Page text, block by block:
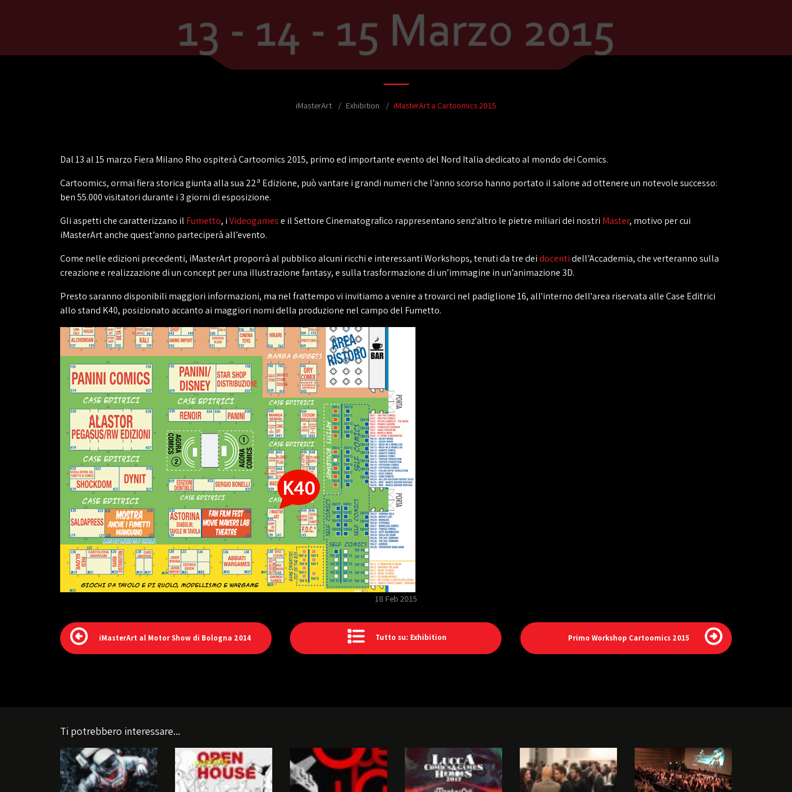
iMasterArt Exhibition iMasterArt a Cartoomics 2015
Dal 13 al 15 marzo Fiera Milano Rho ospiterà Cartoomics 2015, primo ed importante evento del Nord Italia dedicato al mondo dei Comics.
Cartoomics, ormai fiera storica giunta alla sua 22a Edizione, può vantare i grandi numeri che l’anno scorso hanno portato il salone ad ottenere un notevole successo:
ben 55.000 visitatori durante i 3 giorni di esposizione.
Gli aspetti che caratterizzano il Fumetto, iVideogamese il Settore Cinematografico rappresentano senz'altro le pietre miliari dei nostri Master, motivo per cui
iMasterArt anche quest’anno parteciperà all’evento.
Come nelle edizioni precedenti, iMasterArt proporrà al pubblico alcuni ricchi e interessanti Workshops, tenuti da tre deidocentidell’Accademia, che verteranno sulla
creazione e realizzazione di un concept per una illustrazione fantasy, e sulla trasformazione di un’immagine in un’animazione 3D.
Presto saranno disponibili maggiori informazioni, ma nel frattempo vi invitiamo a venire a trovarci nel padiglione 16, all'interno dell'area riservata alle Case Editrici
allo stand K40, posizionato accanto ai maggiori nomi della produzione nel campo del Fumetto.
18 Feb 2015
iMasterArt al Motor Show di Bologna 2014 Tutto su: Exhibition Primo Workshop Cartoomics 2015
Ti potrebbero interessare...